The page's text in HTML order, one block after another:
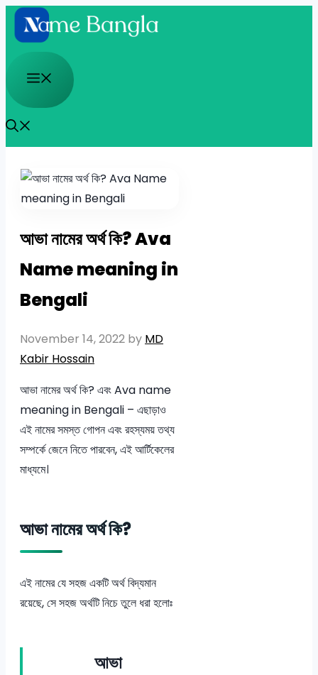
Skip
to
content
Menu
আভা নামের অর্থ কি? Ava
Name meaning in
Bengali
November 14, 2022 by MD
Kabir Hossain
আভা নামের অর্থ কি? এবং Ava name
meaning in Bengali – এছাড়াও
এই নামের সমস্ত গোপন এবং রহস্যময় তথ্য
সম্পর্কে জেনে নিতে পারবেন, এই আর্টিকেলের
মাধ্যমে।
আভা নামের অর্থ কি?
এই নামের যে সহজ একটি অর্থ বিদ্যমান
রয়েছে, সে সহজ অর্থটি নিচে তুলে ধরা হলোঃ
আভা